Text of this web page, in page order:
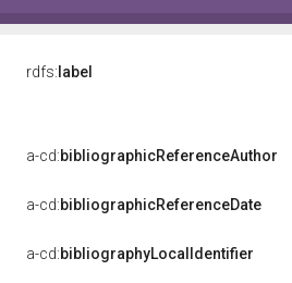
rdfs: label
a-cd:bibliographicReferenceAuthor
a-cd:bibliographicReferenceDate
a-cd:bibliographyLocalIdentifier